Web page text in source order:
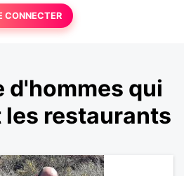
CONNECTER
d'hommes qui
restaurants